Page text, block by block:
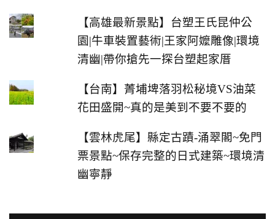
【高雄最新景點】台塑王氏昆仲公
園|牛車裝置藝術|王家阿嬤雕像|環境
清幽|帶你搶先一探台塑起家厝
【台南】菁埔埤落羽松秘境VS油菜
花田盛開~真的是美到不要不要的
【雲林虎尾】縣定古蹟-涌翠閣~免門
票景點~保存完整的日式建築~環境清
幽寧靜